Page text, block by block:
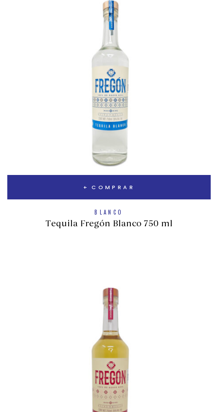
COMPRAR
BLANCO
Tequila Fregón Blanco 750 ml